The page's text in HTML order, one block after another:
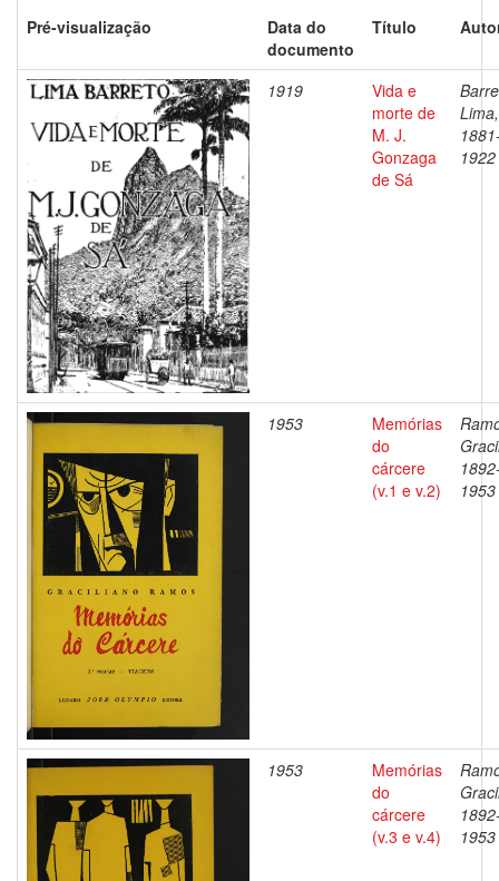
Pré-visualização
Data do
documento
Título
1919
Vida e
morte de
M. J.
Gonzaga
de Sá
Lima,
1922
1953
Memórias
do
cárcere
(v.1 e v.2)
1953
1953
Memórias
do
cárcere
(v.3 e v.4)
1953